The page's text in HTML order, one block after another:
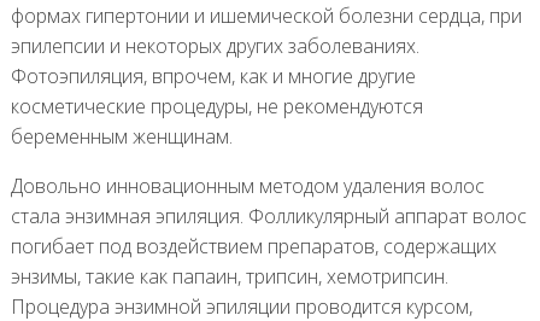
формах гипертонии и ишемической болезни сердца, при
эпилепсии и некоторых других заболеваниях.
Фотоэпиляция, впрочем, как и многие другие
косметические процедуры, не рекомендуются
беременным женщинам.
Довольно инновационным методом удаления волос
стала энзимная эпиляция. Фолликулярный аппарат волос
погибает под воздействием препаратов, содержащих
энзимы, такие как папаин, трипсин, хемотрипсин.
Процедура энзимной эпиляции проводится курсом,